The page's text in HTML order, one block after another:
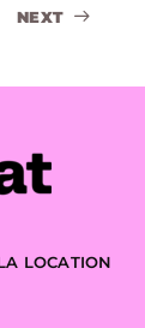
NEXT
LOCATION